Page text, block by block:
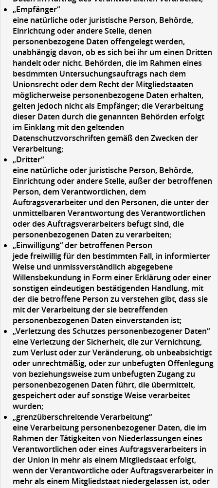
„Empfänger“
eine natürliche oder juristische Person, Behörde,
Einrichtung oder andere Stelle, denen
personenbezogene Daten offengelegt werden,
unabhängig davon, ob es sich bei ihr um einen Dritten
handelt oder nicht. Behörden, die im Rahmen eines
bestimmten Untersuchungsauftrags nach dem
Unionsrecht oder dem Recht der Mitgliedstaaten
möglicherweise personenbezogene Daten erhalten,
gelten jedoch nicht als Empfänger; die Verarbeitung
dieser Daten durch die genannten Behörden erfolgt
im Einklang mit den geltenden
Datenschutzvorschriften gemäß den Zwecken der
Verarbeitung;
„Dritter“
eine natürliche oder juristische Person, Behörde,
Einrichtung oder andere Stelle, außer der betroffenen
Person, dem Verantwortlichen, dem
Auftragsverarbeiter und den Personen, die unter der
unmittelbaren Verantwortung des Verantwortlichen
oder des Auftragsverarbeiters befugt sind, die
personenbezogenen Daten zu verarbeiten;
„Einwilligung“der betroffenen Person
jede freiwillig für den bestimmten Fall, in informierter
Weise und unmissverständlich abgegebene
Willensbekundung in Form einer Erklärung oder einer
sonstigen eindeutigen bestätigenden Handlung, mit
der die betroffene Person zu verstehen gibt, dass sie
mit der Verarbeitung der sie betreffenden
personenbezogenen Daten einverstanden ist;
„Verletzung des Schutzes personenbezogener Daten“
eine Verletzung der Sicherheit, die zur Vernichtung,
zum Verlust oder zur Veränderung, ob unbeabsichtigt
oder unrechtmäßig, oder zur unbefugten Offenlegung
von beziehungsweise zum unbefugten Zugang zu
personenbezogenen Daten führt, die übermittelt,
gespeichert oder auf sonstige Weise verarbeitet
wurden;
„grenzüberschreitende Verarbeitung“
eine Verarbeitung personenbezogener Daten, die im
Rahmen der Tätigkeiten von Niederlassungen eines
Verantwortlichen oder eines Auftragsverarbeiters in
der Union in mehr als einem Mitgliedstaat erfolgt,
wenn der Verantwortliche oder Auftragsverarbeiter in
mehr als einem Mitgliedstaat niedergelassen ist, oder